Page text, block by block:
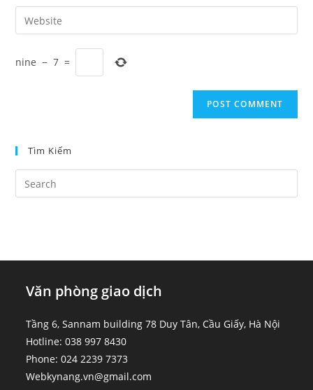
comment
email
address
comment
Enter
your
URL
nine − 7 =
Tìm Kiếm
Văn phòng giao dịch
Tầng 6, Sannam building 78 Duy Tân, Cầu Giấy, Hà Nội
Hotline: 038 997 8430
Phone: 024 2239 7373
Webkynang.vn@gmail.com